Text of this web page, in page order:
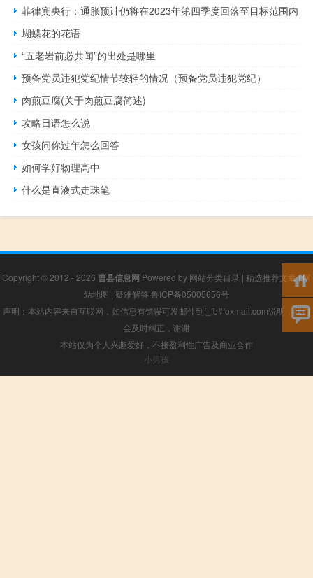
菲律宾央行：通胀预计仍将在2023年第四季度回落至目标范围内
蝴蝶花的花语
“五老岩前必共闻”的出处是哪里
预备党员违犯党纪情节较轻的情况（预备党员违犯党纪）
肉煎豆腐(关于肉煎豆腐简述)
攻略日语怎么说
女孩问你过年怎么回答
如何学好物理高中
什么是直液式走珠笔
Copyright © 2012 - 2026 曹县信息网 Powered by 网站分类目录 | 精选推荐文章|网
站地图 | 疑难解答 鲁ICP备05005656号
声明：本站内容来自互联网，如信息有错误可发邮件到f_fb#foxmail.com说明，我们
会及时纠正，谢谢
本站仅为个人兴趣爱好，不接盈利性广告及商业合作
小男孩